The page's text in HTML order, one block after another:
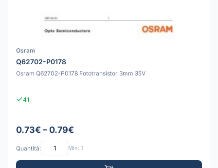
Osram
Q62702-P0178
Osram Q62702-P0178 Fototransistor 3mm 35V
41
0.73€ – 0.79€
Quantità: Min: 1